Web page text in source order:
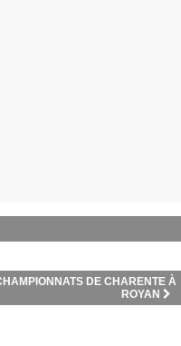
DE CHARENTE À
ROYAN